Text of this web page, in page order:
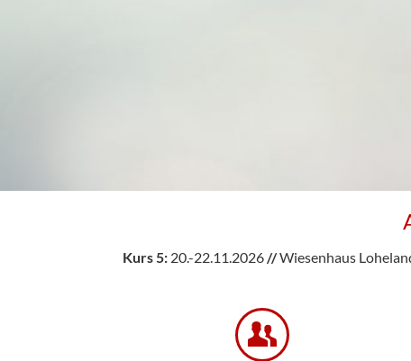
Kurs 5: 20.-22.11.2026//Wiesenhaus